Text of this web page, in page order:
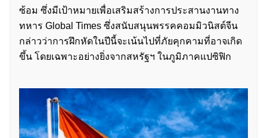
ซ้อม ซึ่งมีเป้าหมายเพื่อเสริมสร้างการประสานงานทาง
ทหาร Global Times ซึ่งสนับสนุนพรรคคอมมิวนิสต์จีน
กล่าวว่าการฝึกหัดในปีนี้จะเน้นไปที่ภัยคุกคามที่อาจเกิด
ขึ้น โดยเฉพาะอย่างยิ่งจากสหรัฐฯ ในภูมิภาคแปซิฟิก